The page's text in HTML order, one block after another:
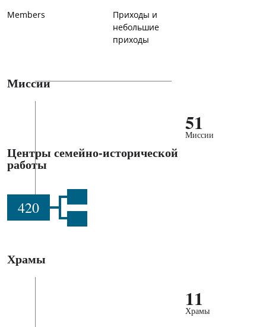
Members
Приходы и
небольшие
приходы
Миссии
51
Миссии
Центры семейно-исторической
работы
420
Храмы
11
Храмы